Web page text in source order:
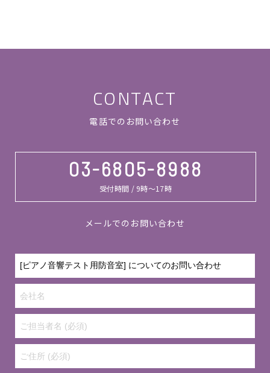
CONTACT
電話でのお問い合わせ
03-6805-8988
受付時間 / 9時～17時
メールでのお問い合わせ